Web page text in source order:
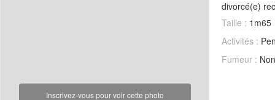
Inscrivez-vous pour voir cette photo
divorcé(e)
Taille : 1m65
Activités :
Fumeur : Non